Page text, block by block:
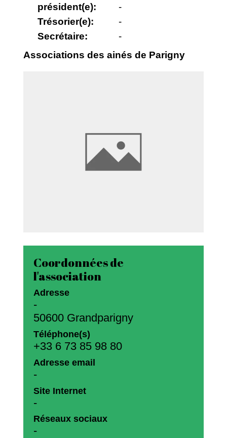
président(e):
Trésorier(e):
Secrétaire:
-
-
-
Associations des ainés de Parigny
Coordonnées de
l'association
Adresse
-
50600 Grandparigny
Téléphone(s)
+33 6 73 85 98 80
Adresse email
-
Site Internet
-
Réseaux sociaux
-